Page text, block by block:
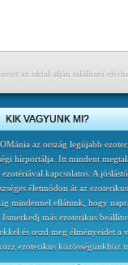
az oldal alján található
KIK VAGYUNK MI?
az ország legújabb
hírportálja. Itt mindent
ezotériával kapcsolatos. A
életmódon át az ezoterikus
mindennel ellátunk, hogy
Ismerkedj más ezoterikus
és oszd meg élményeidet a
ezoterikus közösségünkhöz